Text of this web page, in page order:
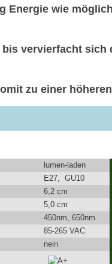
Energie wie
bis vervierfacht sich
zu einer
lumen-laden
E27, GU10
6,2 cm
5,0 cm
450nm, 650nm
85-265 VAC
nein